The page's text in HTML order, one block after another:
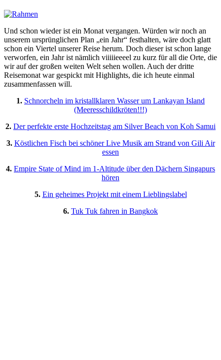
Und schon wieder ist ein Monat vergangen. Würden wir noch an
unserem ursprünglichen Plan „ein Jahr“ festhalten, wäre doch glatt
schon ein Viertel unserer Reise herum. Doch dieser ist schon lange
verworfen, ein Jahr ist nämlich viiiiieeeel zu kurz für all die Orte, die
wir auf der großen weiten Welt sehen wollen. Auch der dritte
Reisemonat war gespickt mit Highlights, die ich heute einmal
zusammenfassen will.
1. Schnorcheln im kristallklaren Wasser um Lankayan Island
(Meeresschildkröten!!!)
2. Der perfekte erste Hochzeitstag am Silver Beach von Koh Samui
3. Köstlichen Fisch bei schöner Live Musik am Strand von Gili Air
essen
4. Empire State of Mind im 1-Altitude über den Dächern Singapurs
hören
5. Ein geheimes Projekt mit einem Lieblingslabel
6. Tuk Tuk fahren in Bangkok